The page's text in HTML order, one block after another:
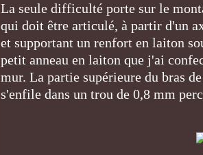
La seule difficulté porte sur le
qui doit être articulé, à partir d'un
et supportant un renfort en laiton
petit anneau en laiton que j'ai
mur. La partie supérieure du bras
s'enfile dans un trou de 0,8 mm